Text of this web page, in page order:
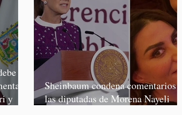
y
Sheinbaum condena comentarios de
las diputadas de Morena Nayeli